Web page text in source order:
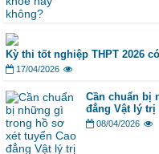
Kỳ thi tốt nghiệp THPT 2026
17/04/2026
Cần chuẩn bị
đẳng Vật lý trị
08/04/2026